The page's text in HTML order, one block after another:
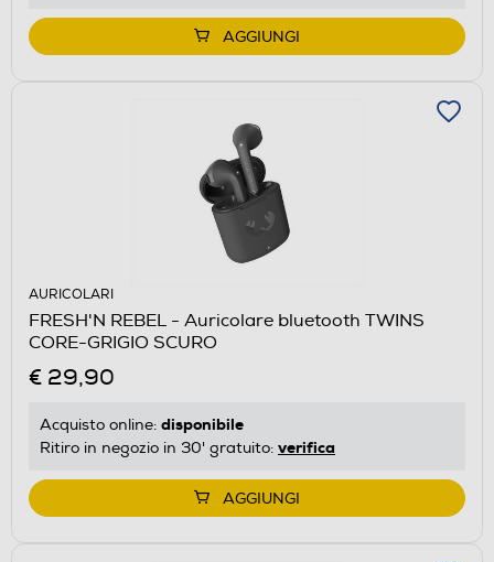
AGGIUNGI
AURICOLARI
FRESH'N REBEL - Auricolare bluetooth TWINS
CORE-GRIGIO SCURO
€ 29,90
Acquisto online: disponibile
Ritiro in negozio in 30' gratuito: verifica
AGGIUNGI